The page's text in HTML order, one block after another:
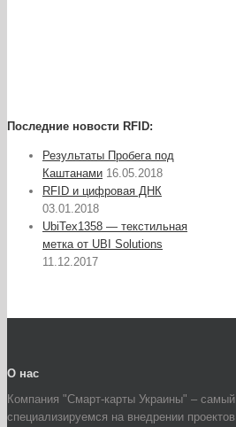
Последние новости RFID:
Результаты Пробега под
Каштанами 16.05.2018
RFID и цифровая ДНК
03.01.2018
UbiTex1358 — текстильная
метка от UBI Solutions
11.12.2017
О нас
Компания "Смарт-карты Украины" –
специализируемся на внедрении